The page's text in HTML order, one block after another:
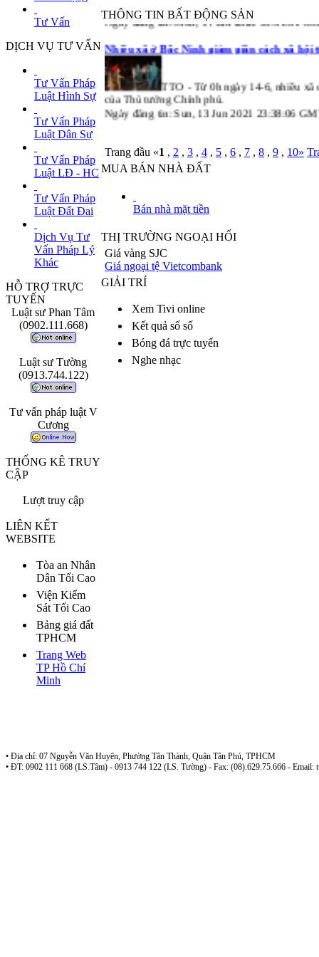
Tư Vấn
DỊCH VỤ TƯ VẤN
Tư Vấn Pháp
Luật Hình Sự
Tư Vấn Pháp
Luật Dân Sự
Tư Vấn Pháp
Luật LĐ - HC
Tư Vấn Pháp
Luật Đất Đai
Dịch Vụ Tư
Vấn Pháp Lý
Khác
HỖ TRỢ TRỰC
TUYẾN
Luật sư Phan Tâm
(0902.111.668)
Luật sư Tường
(0913.744.122)
Tư vấn pháp luật V
Cương
THỐNG KÊ TRUY
CẬP
Lượt truy cập
LIÊN KẾT
WEBSITE
Tòa an Nhân
Dân Tối Cao
Viện Kiểm
Sát Tối Cao
Bảng giá đất
TPHCM
Trang Web
TP Hồ Chí
Minh
THÔNG TIN BẤT ĐỘNG SẢN
Ngày đăng tin: Mon, 14 Jun 2021 00:01:31
Nhiều xã ở Bắc Ninh giảm giãn cách xã hội
TTO - Từ 0h ngày 14-6, nhiều xã
của Thủ tướng Chính phủ.
Ngày đăng tin: Sun, 13 Jun 2021 23:38:06
Trang đầu «1 , 2 , 3 , 4 , 5 , 6 , 7 , 8 , 9 , 10»
MUA BÁN NHÀ ĐẤT
Bán nhà mặt tiền
THỊ TRƯỜNG NGOẠI HỐI
Giá vàng SJC
Giá ngoại tệ Vietcombank
GIẢI TRÍ
Xem Tivi online
Kết quả số số
Bóng đá trực tuyến
Nghe nhạc
• Địa chỉ: 07 Nguyễn Văn Huyên, Phường Tân Thành, Quận Tân Phú, TPHCM
• ĐT: 0902 111 668 (LS.Tâm) - 0913 744 122 (LS. Tường) - Fax: (08).629.75.666 - Email: